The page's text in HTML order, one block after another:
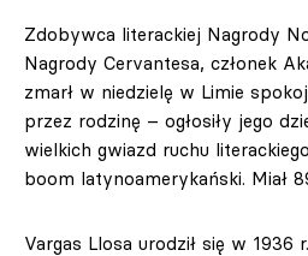
Zdobywca literackiej Nagrody
Nagrody Cervantesa, członek
zmarł w niedzielę w Limie
przez rodzinę – ogłosiły jego
wielkich gwiazd ruchu
boom latynoamerykański. Miał
Vargas Llosa urodził się w 1936